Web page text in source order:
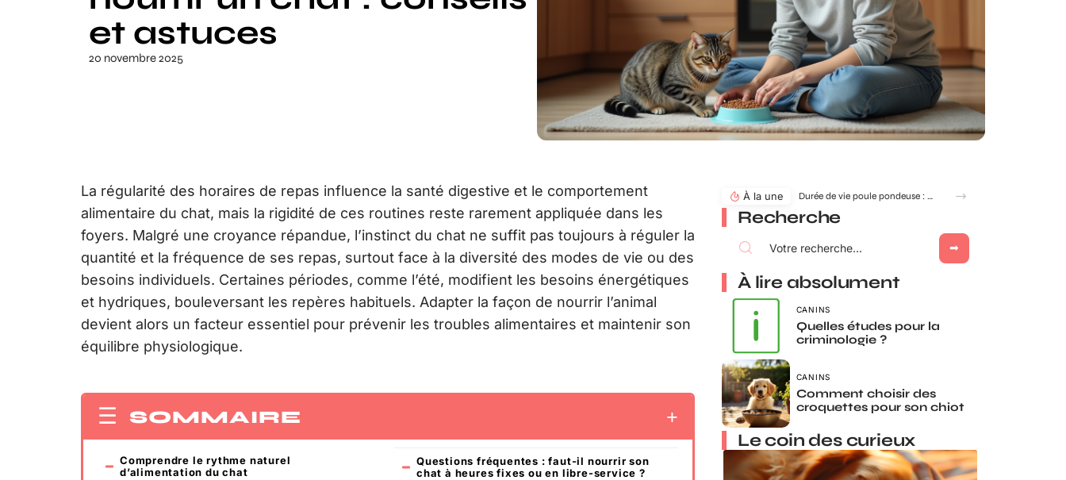
et astuces
20 novembre 2025
La régularité des horaires de repas influence la santé digestive et le comportement
alimentaire du chat, mais la rigidité de ces routines reste rarement appliquée dans les
foyers. Malgré une croyance répandue, l’instinct du chat ne suffit pas toujours à réguler la
quantité et la fréquence de ses repas, surtout face à la diversité des modes de vie ou des
besoins individuels. Certaines périodes, comme l’été, modifient les besoins énergétiques
et hydriques, bouleversant les repères habituels. Adapter la façon de nourrir l’animal
devient alors un facteur essentiel pour prévenir les troubles alimentaires et maintenir son
équilibre physiologique.
SOMMAIRE
Comprendre le rythme naturel
d’alimentation du chat
Questions fréquentes : faut-il nourrir son
chat à heures fixes ou en libre-service ?
À la une Durée de vie poule pondeuse : âge idéal pour adopter ou renouveler ?
Recherche
À lire absolument
CANINS
Quelles études pour la
criminologie ?
CANINS
Comment choisir des
croquettes pour son chiot
Le coin des curieux